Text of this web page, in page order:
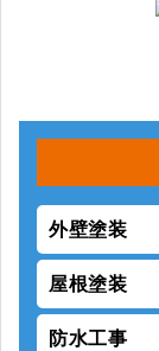
外壁塗装
屋根塗装
防水工事